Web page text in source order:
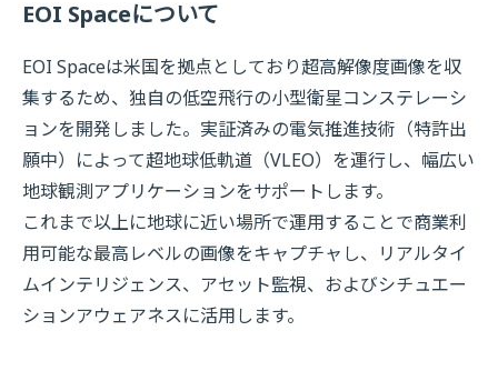
EOI Spaceについて
EOI Spaceは米国を拠点としており超高解像度画像を収
集するため、独自の低空飛行の小型衛星コンステレーシ
ョンを開発しました。実証済みの電気推進技術（特許出
願中）によって超地球低軌道（VLEO）を運行し、幅広い
地球観測アプリケーションをサポートします。
これまで以上に地球に近い場所で運用することで商業利
用可能な最高レベルの画像をキャプチャし、リアルタイ
ムインテリジェンス、アセット監視、およびシチュエー
ションアウェアネスに活用します。